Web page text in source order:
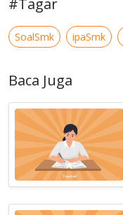
#Tagar
SoalSmk ipaSmk
Baca Juga